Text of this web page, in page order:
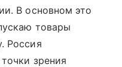
В основном это
товары
Россия
зрения